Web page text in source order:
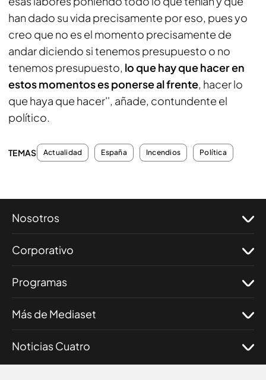
han dado su vida precisamente por eso, pues yo
creo que no es el momento precisamente de
andar diciendo si tenemos presupuesto o no
tenemos presupuesto, lo que hay que hacer en
estos momentos es ponerse al frente, hacer lo
que haya que hacer'', añade, contundente el
político.
TEMAS Actualidad España Incendios Política
Nosotros
Corporativo
Programas
Más de Mediaset
Noticias Cuatro